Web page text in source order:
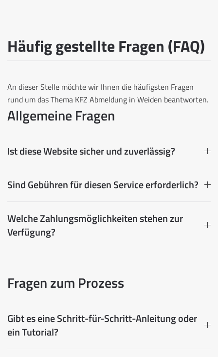
Häufig gestellte Fragen (FAQ)
An dieser Stelle möchte wir Ihnen die häufigsten Fragen
rund um das Thema KFZ Abmeldung in Weiden beantworten.
Allgemeine Fragen
Ist diese Website sicher und zuverlässig?
Sind Gebühren für diesen Service erforderlich?
Welche Zahlungsmöglichkeiten stehen zur
Verfügung?
Fragen zum Prozess
Gibt es eine Schritt-für-Schritt-Anleitung oder
ein Tutorial?